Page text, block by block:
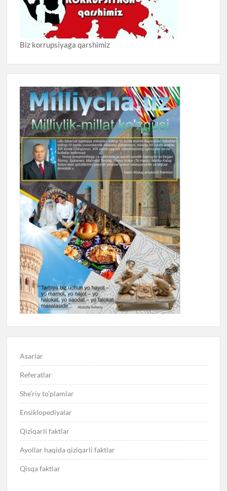
Biz korrupsiyaga qarshimiz
Asarlar
Referatlar
She’riy to’plamlar
Ensiklopediyalar
Qiziqarli faktlar
Ayollar haqida qiziqarli faktlar
Qisqa faktlar